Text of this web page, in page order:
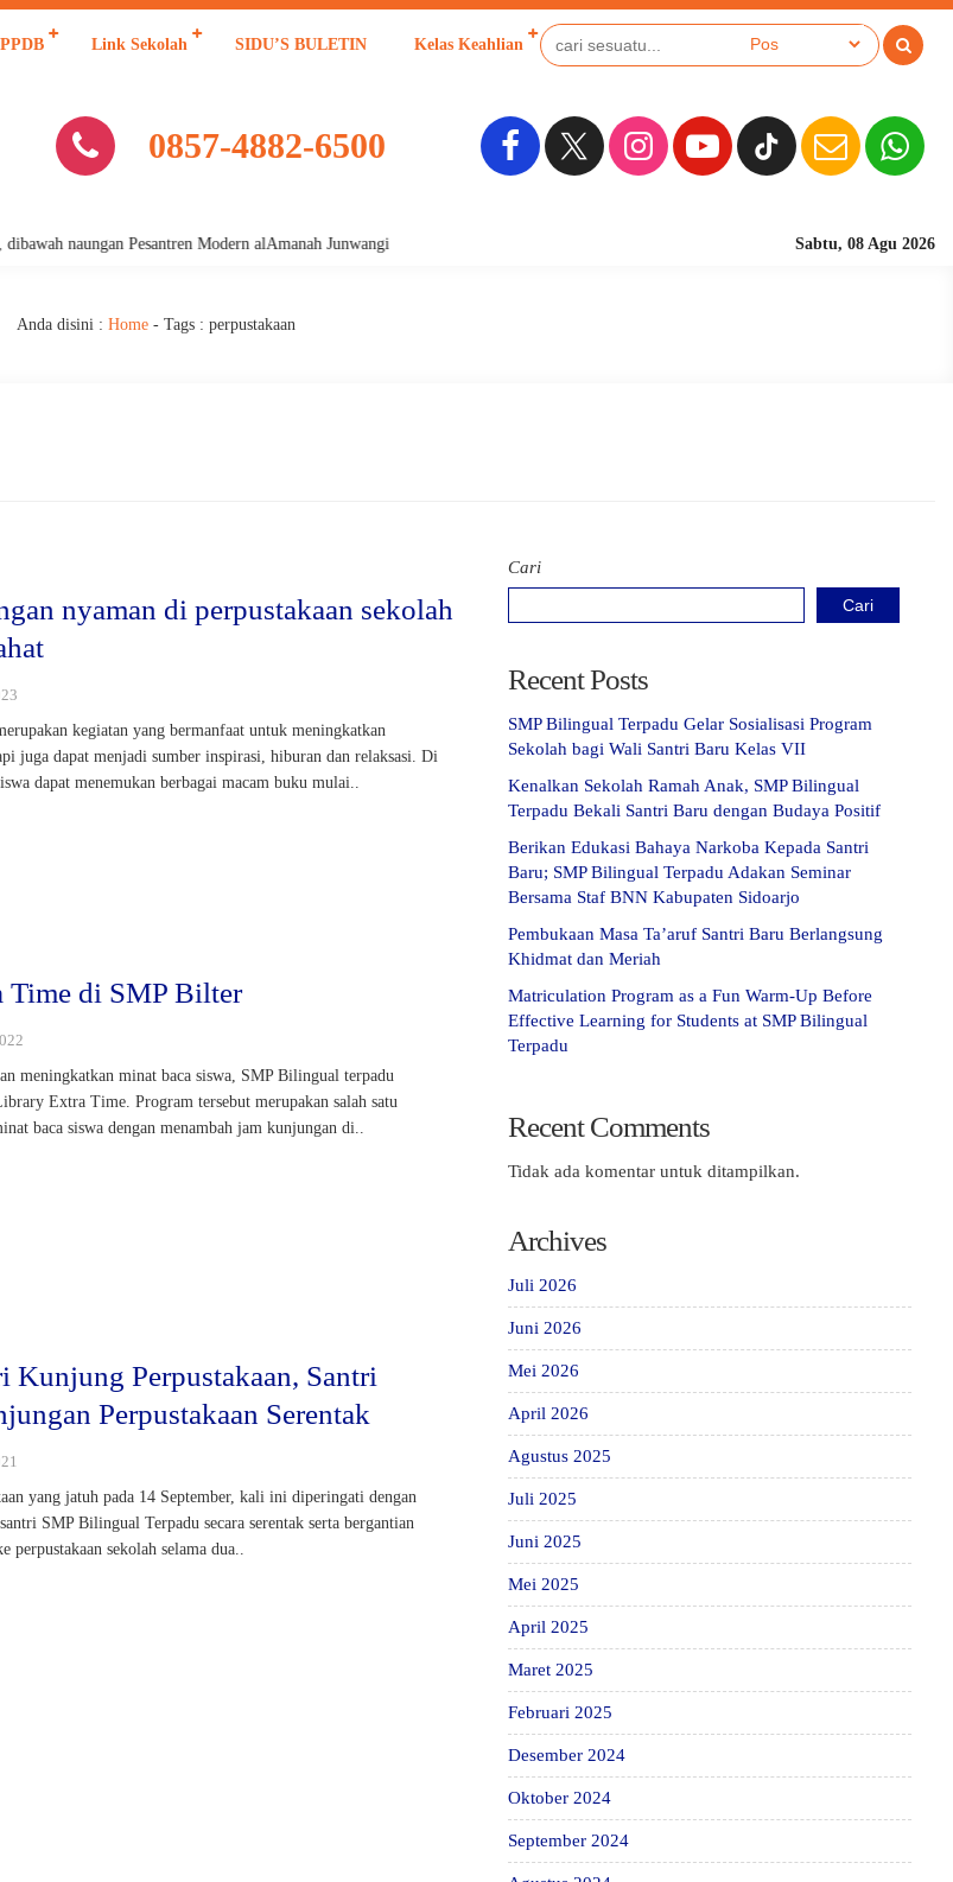
Link Sekolah SIDU’S BULETIN Kelas Keahlian
0857-4882-6500
Sabtu, 08 Agu 2026
Sekolah Berbasis
naungan Pesantren Modern alAmanah Junwangi
Anda disini : Home- Tags : perpustakaan
nyaman di perpustakaan sekolah
kegiatan yang bermanfaat untuk meningkatkan
juga dapat menjadi sumber inspirasi, hiburan dan relaksasi. Di
dapat menemukan berbagai macam buku mulai..
Time di SMP Bilter
meningkatkan minat baca siswa, SMP Bilingual terpadu
Extra Time. Program tersebut merupakan salah satu
baca siswa dengan menambah jam kunjungan di..
Kunjung Perpustakaan, Santri
Perpustakaan Serentak
yang jatuh pada 14 September, kali ini diperingati dengan
SMP Bilingual Terpadu secara serentak serta bergantian
perpustakaan sekolah selama dua..
Cari
Cari
Recent Posts
SMP Bilingual Terpadu Gelar Sosialisasi Program
Sekolah bagi Wali Santri Baru Kelas VII
Kenalkan Sekolah Ramah Anak, SMP Bilingual
Terpadu Bekali Santri Baru dengan Budaya Positif
Berikan Edukasi Bahaya Narkoba Kepada Santri
Baru; SMP Bilingual Terpadu Adakan Seminar
Bersama Staf BNN Kabupaten Sidoarjo
Pembukaan Masa Ta’aruf Santri Baru Berlangsung
Khidmat dan Meriah
Matriculation Program as a Fun Warm-Up Before
Effective Learning for Students at SMP Bilingual
Terpadu
Recent Comments
Tidak ada komentar untuk ditampilkan.
Archives
Juli 2026
Juni 2026
Mei 2026
April 2026
Agustus 2025
Juli 2025
Juni 2025
Mei 2025
April 2025
Maret 2025
Februari 2025
Desember 2024
Oktober 2024
September 2024